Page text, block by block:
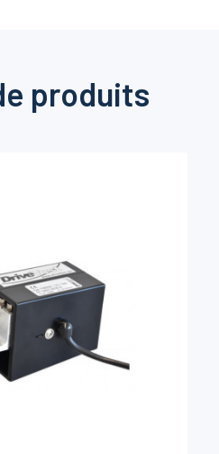
produits